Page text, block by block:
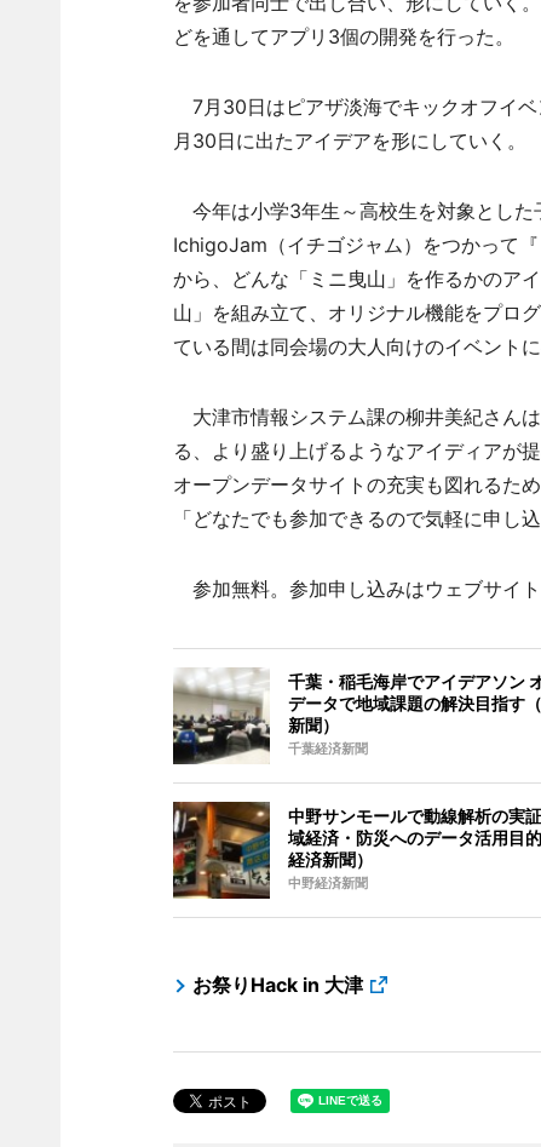
どを通してアプリ3個の開発を行った。
7月30日はピアザ淡海でキックオフイ
月30日に出たアイデアを形にしていく。
今年は小学3年生～高校生を対象とした
IchigoJam（イチゴジャム）をつかって
から、どんな「ミニ曳山」を作るかのア
山」を組み立て、オリジナル機能をプロ
ている間は同会場の大人向けのイベントに
大津市情報システム課の柳井美紀さん
る、より盛り上げるようなアイディアが
オープンデータサイトの充実も図れるた
「どなたでも参加できるので気軽に申し
参加無料。参加申し込みはウェブサイト
千葉・稲毛海岸でアイデアソン
データで地域課題の解決目指す
新聞）
千葉経済新聞
中野サンモールで動線解析の実
域経済・防災へのデータ活用目
経済新聞）
中野経済新聞
お祭りHack in 大津